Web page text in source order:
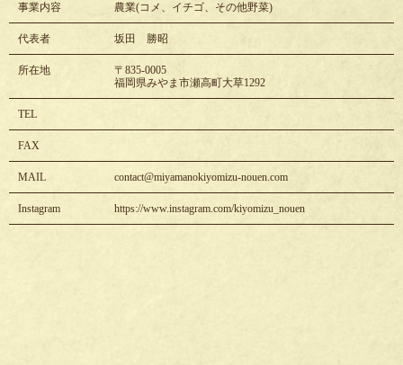
事業内容 農業(コメ、イチゴ、その他野菜)
代表者 坂田 勝昭
所在地
〒835-0005
福岡県みやま市瀬高町大草1292
TEL
FAX
MAIL contact@miyamanokiyomizu-nouen.com
Instagram https://www.instagram.com/kiyomizu_nouen